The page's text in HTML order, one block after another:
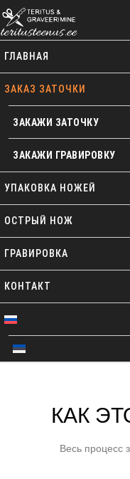
Услуга заточки
ГЛАВНАЯ
ЗАКАЗ ЗАТОЧКИ
ЗАКАЖИ ЗАТОЧКУ
ЗАКАЖИ ГРАВИРОВКУ
УПАКОВКА НОЖЕЙ
ОСТРЫЙ НОЖ
ГРАВИРОВКА
КОНТАКТ
КАК
Весь процесс